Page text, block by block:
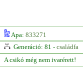
Apa: 833271
Generáció: 81 - családfa
A csikó még nem ivarérett!